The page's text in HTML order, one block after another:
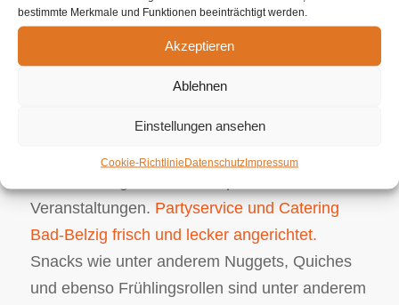
bestimmte Merkmale und Funktionen beeinträchtigt werden.
Akzeptieren
Ablehnen
Einstellungen ansehen
Cookie-RichtlinieDatenschutzImpressum
Sektempfang handelt, wir als Ihr Caterer sind
für Sie da, um Ihre kulinarischen Wünsche mit
BBQ bzw. veganen Buffets bis hin zu speziellen
Catering Konzeptionen für betriebliche
Veranstaltungen. Partyservice und Catering
Bad-Belzig frisch und lecker angerichtet.
Snacks wie unter anderem Nuggets, Quiches
und ebenso Frühlingsrollen sind unter anderem